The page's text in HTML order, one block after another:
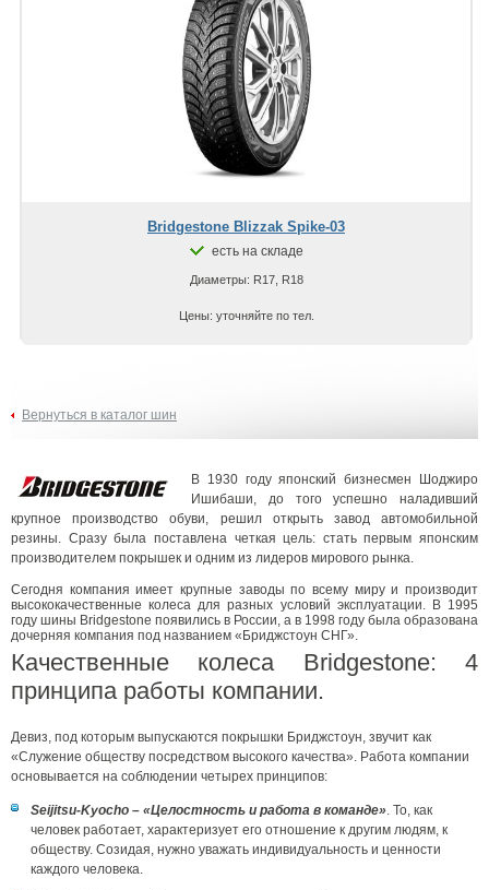
Bridgestone Blizzak Spike-03
есть на складе
Диаметры: R17, R18
Цены: уточняйте по тел.
Вернуться в каталог шин
В 1930 году японский бизнесмен Шоджиро
Ишибаши, до того успешно наладивший
крупное производство обуви, решил открыть завод автомобильной
резины. Сразу была поставлена четкая цель: стать первым японским
производителем покрышек и одним из лидеров мирового рынка.
Сегодня компания имеет крупные заводы по всему миру и производит
высококачественные колеса для разных условий эксплуатации. В 1995
году шины Bridgestone появились в России, а в 1998 году была образована
дочерняя компания под названием «Бриджстоун СНГ».
Качественные колеса Bridgestone: 4
принципа работы компании.
Девиз, под которым выпускаются покрышки Бриджстоун, звучит как
«Служение обществу посредством высокого качества». Работа компании
основывается на соблюдении четырех принципов:
Seijitsu-Kyocho – «Целостность и работа в команде» . То, как
человек работает, характеризует его отношение к другим людям, к
обществу. Созидая, нужно уважать индивидуальность и ценности
каждого человека.